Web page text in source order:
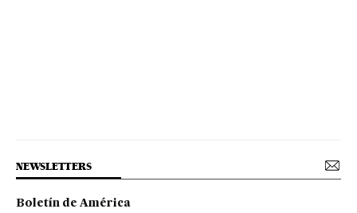
NEWSLETTERS
Boletín de América